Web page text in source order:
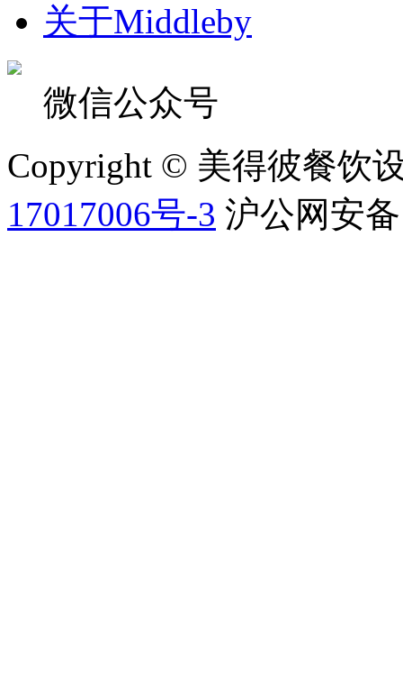
关于Middleby
微信公众号
Copyright © 美得彼餐饮
17017006号-3 沪公网安